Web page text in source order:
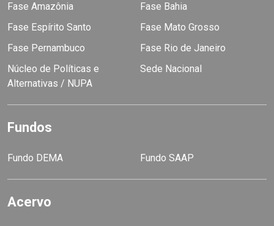
Fase Amazônia
Fase Bahia
Fase Espírito Santo
Fase Mato Grosso
Fase Pernambuco
Fase Rio de Janeiro
Núcleo de Políticas e
Alternativas / NUPA
Sede Nacional
Fundos
Fundo DEMA Fundo SAAP
Acervo